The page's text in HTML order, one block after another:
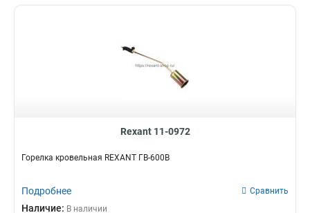
Rexant 11-0972
Горелка кровельная REXANT ГВ-600В
Подробнее Сравнить
Наличие: В наличии